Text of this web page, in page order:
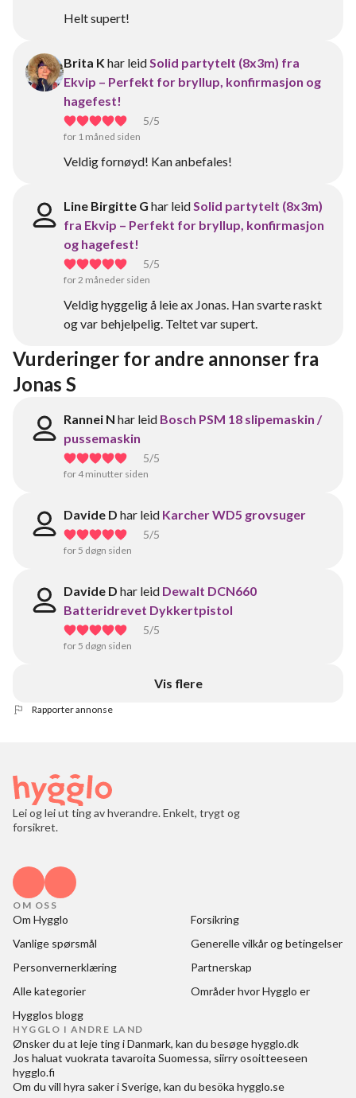
Helt supert!
Brita K har leidSolid partytelt (8x3m) fra
Ekvip – Perfekt for bryllup, konfirmasjon og
hagefest!
5/5
for 1 måned siden
Veldig fornøyd! Kan anbefales!
Line Birgitte G har leidSolid partytelt (8x3m)
fra Ekvip – Perfekt for bryllup, konfirmasjon
og hagefest!
5/5
for 2 måneder siden
Veldig hyggelig å leie ax Jonas. Han svarte raskt
og var behjelpelig. Teltet var supert.
Vurderinger for andre annonser fra
Jonas S
Rannei N har leid Bosch PSM 18 slipemaskin /
pussemaskin
5/5
for 4 minutter siden
Davide D har leid Karcher WD5 grovsuger
5/5
for 5 døgn siden
Davide D har leid Dewalt DCN660
Batteridrevet Dykkertpistol
5/5
for 5 døgn siden
Vis flere
Rapporter annonse
Lei og lei ut ting av hverandre. Enkelt, trygt og
forsikret.
OM OSS
Om Hygglo
Forsikring
Vanlige spørsmål
Generelle vilkår og betingelser
Personvernerklæring
Partnerskap
Alle kategorier
Områder hvor Hygglo er
Hygglos blogg
HYGGLO I ANDRE LAND
Ønsker du at leje ting i Danmark, kan du besøgehygglo.dk
Jos haluat vuokrata tavaroita Suomessa, siirry osoitteeseen
hygglo.fi
Om du vill hyra saker i Sverige, kan du besöka hygglo.se